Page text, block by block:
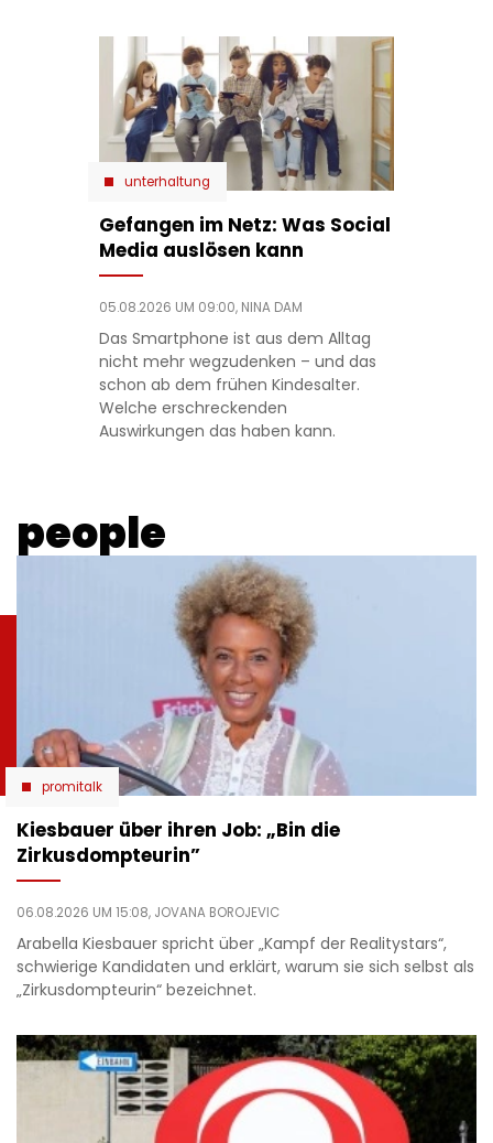
unterhaltung
Gefangen im Netz: Was Social
Media auslösen kann
05.08.2026 UM 09:00, NINA DAM
Das Smartphone ist aus dem Alltag
nicht mehr wegzudenken – und das
schon ab dem frühen Kindesalter.
Welche erschreckenden
Auswirkungen das haben kann.
people
promitalk
Kiesbauer über ihren Job: „Bin die
Zirkusdompteurin”
06.08.2026 UM 15:08, JOVANA BOROJEVIC
Arabella Kiesbauer spricht über „Kampf der Realitystars“,
schwierige Kandidaten und erklärt, warum sie sich selbst als
„Zirkusdompteurin“ bezeichnet.